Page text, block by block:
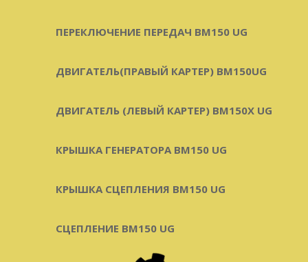
ПЕРЕКЛЮЧЕНИЕ ПЕРЕДАЧ BM150 UG
ДВИГАТЕЛЬ(ПРАВЫЙ КАРТЕР) ВМ150UG
ДВИГАТЕЛЬ (ЛЕВЫЙ КАРТЕР) BM150X UG
КРЫШКА ГЕНЕРАТОРА BM150 UG
КРЫШКА СЦЕПЛЕНИЯ BM150 UG
СЦЕПЛЕНИЕ BM150 UG